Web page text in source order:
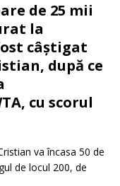
de 25 mii
la
câștigat
după ce
cu scorul
va încasa 50 de
de locul 200, de